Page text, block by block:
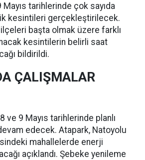
Mayıs tarihlerinde çok sayıda
kesintileri gerçekleştirilecek.
başta olmak üzere farklı
kesintilerin belirli saat
bildirildi.
ÇALIŞMALAR
ve 9 Mayıs tarihlerinde planlı
edecek. Atapark, Natoyolu
mahallelerde enerji
açıklandı. Şebeke yenileme